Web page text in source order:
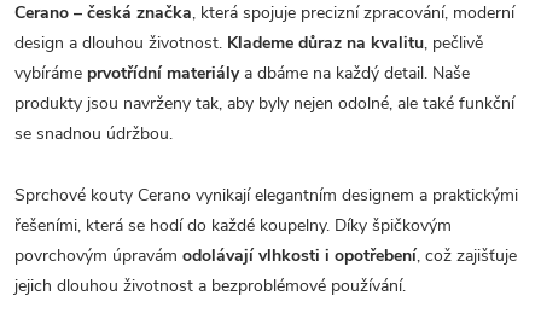
Cerano – česká značka, která spojuje precizní zpracování, moderní
design a dlouhou životnost. Klademe důraz na kvalitu, pečlivě
vybíráme prvotřídní materiálya dbáme na každý detail. Naše
produkty jsou navrženy tak, aby byly nejen odolné, ale také funkční
se snadnou údržbou.
Sprchové kouty Cerano vynikají elegantním designem a praktickými
řešeními, která se hodí do každé koupelny. Díky špičkovým
povrchovým úpravám odolávají vlhkosti i opotřebení, což zajišťuje
jejich dlouhou životnost a bezproblémové používání.